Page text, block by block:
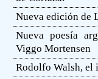
Nueva edición de
Nueva poesía
Viggo Mortensen
Rodolfo Walsh, el